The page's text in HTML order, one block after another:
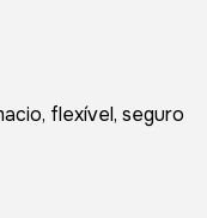
flexível, seguro